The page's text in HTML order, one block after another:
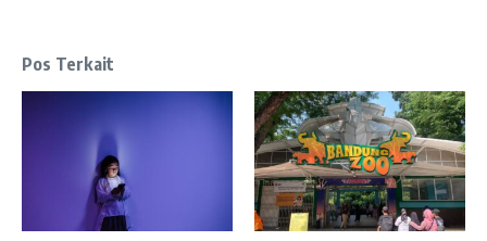
Pos Terkait